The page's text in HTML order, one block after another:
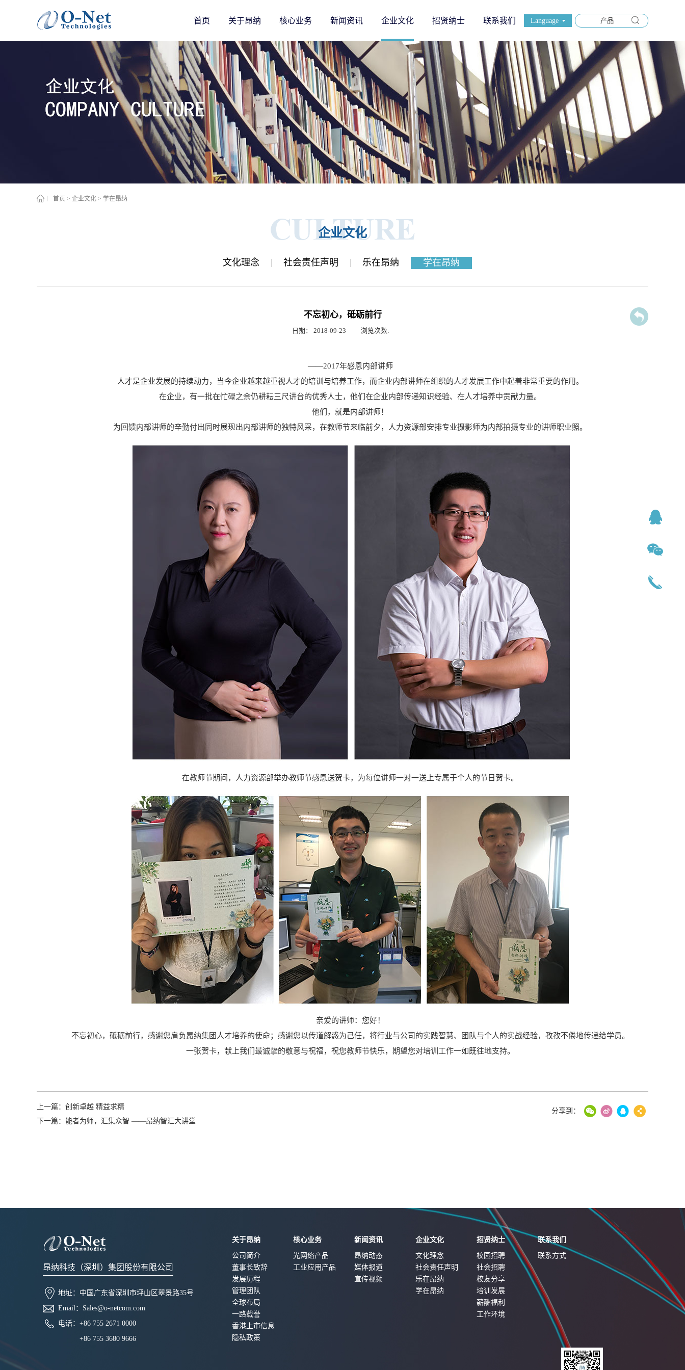
Language
首页 关于昂纳 核心业务 新闻资讯 企业文化 招贤纳士 联系我们
首页 > 企业文化 > 学在昂纳
企业文化
文化理念 社会责任声明 乐在昂纳 学在昂纳
不忘初心，砥砺前行
日期： 2018-09-23 浏览次数:
——2017年感恩内部讲师
人才是企业发展的持续动力，当今企业越来越重视人才的培训与培养工作，而企业内部讲师在组织的人才发展工作中起着非常重要的作用。
在企业，有一批在忙碌之余仍耕耘三尺讲台的优秀人士，他们在企业内部传递知识经验、在人才培养中贡献力量。
他们，就是内部讲师！
为回馈内部讲师的辛勤付出同时展现出内部讲师的独特风采，在教师节来临前夕，人力资源部安排专业摄影师为内部拍摄专业的讲师职业照。
在教师节期间，人力资源部举办教师节感恩送贺卡，为每位讲师一对一送上专属于个人的节日贺卡。
亲爱的讲师： 您好！
不忘初心，砥砺前行，感谢您肩负昂纳集团人才培养的使命；感谢您以传道解惑为己任，将行业与公司的实践智慧、团队与个人的实战经验，孜孜不倦地传递给学员。
一张贺卡，献上我们最诚挚的敬意与祝福，祝您教师节快乐，期望您对培训工作一如既往地支持。
上一篇： 创新卓越 精益求精
下一篇： 能者为师，汇集众智 ——昂纳智汇大讲堂
昂纳科技（深圳）集团股份有限公司
地址： 中国广东省深圳市坪山区翠景路35号
Email： Sales@o-netcom.com
电话： +86 755 2671 0000
+86 755 3680 9666
关于昂纳
公司简介
董事长致辞
发展历程
管理团队
全球布局
一路载誉
香港上市信息
隐私政策
核心业务
光网络产品
工业应用产品
新闻资讯
昂纳动态
媒体报道
宣传视频
企业文化
文化理念
社会责任声明
乐在昂纳
学在昂纳
招贤纳士
校园招聘
社会招聘
校友分享
培训发展
薪酬福利
工作环境
联系我们
联系方式